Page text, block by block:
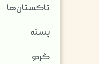
تاکستان‌ها
پسته
گردو